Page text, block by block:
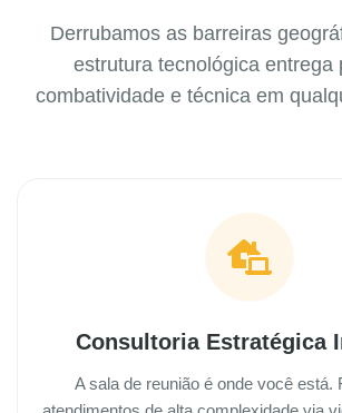
Derrubamos as barreiras
estrutura tecnológica entrega
combatividade e técnica em
Consultoria Estratégica
A sala de reunião é onde você está.